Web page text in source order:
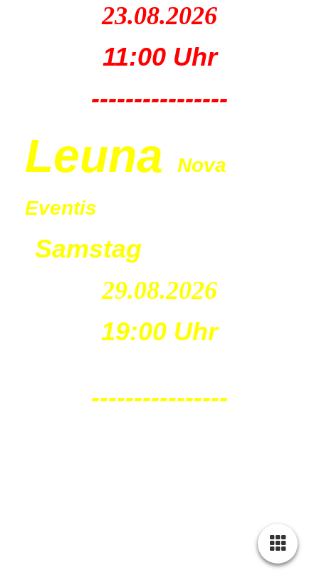
23.08.2026
11:00 Uhr
----------------
Leuna
Nova
Eventis
Samstag
29.08.2026
19:00 Uhr
----------------